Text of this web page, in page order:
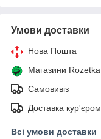
Умови доставки
Нова Пошта
Магазини Rozetka
Самовивіз
Доставка кур'єром
Всі умови доставки